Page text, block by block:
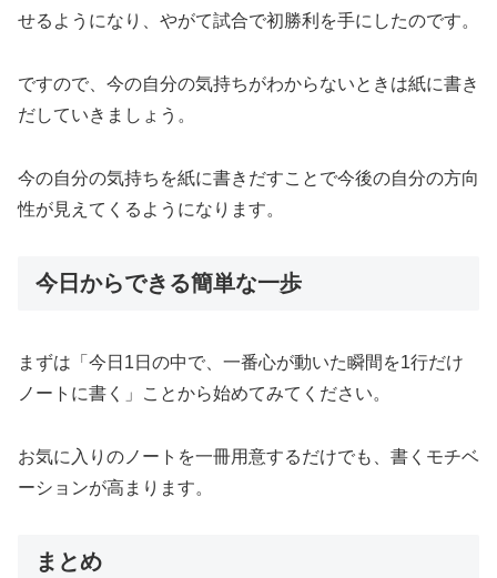
せるようになり、やがて試合で初勝利を手にしたのです。
ですので、今の自分の気持ちがわからないときは紙に書き
だしていきましょう。
今の自分の気持ちを紙に書きだすことで今後の自分の方向
性が見えてくるようになります。
今日からできる簡単な一歩
まずは「今日1日の中で、一番心が動いた瞬間を1行だけ
ノートに書く」ことから始めてみてください。
お気に入りのノートを一冊用意するだけでも、書くモチベ
ーションが高まります。
まとめ